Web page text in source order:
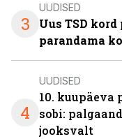
3
UUDISED
Uus TSD
parandama
4
UUDISED
10. kuupäeva
sobi:
jooksvalt